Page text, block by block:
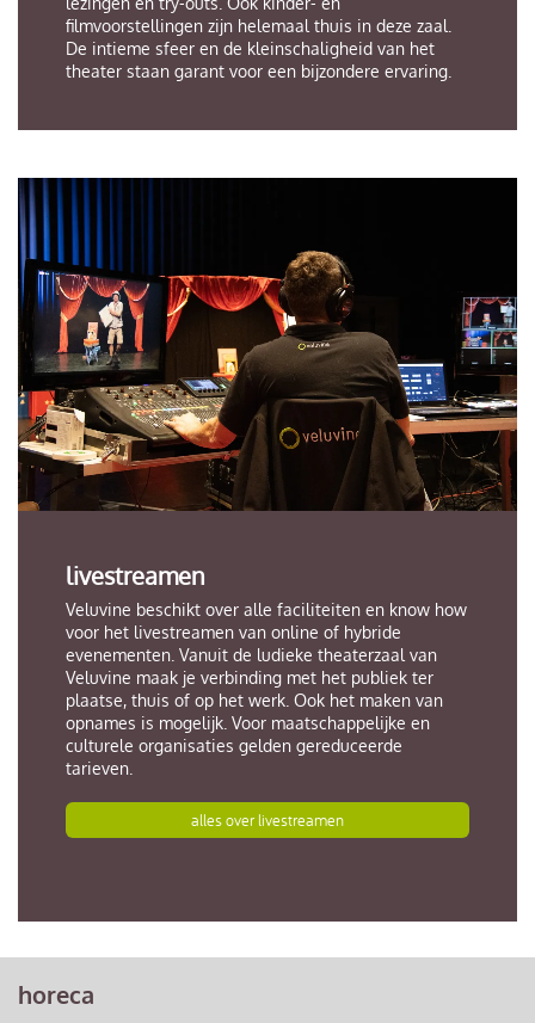
filmvoorstellingen zijn helemaal thuis in deze zaal.
De intieme sfeer en de kleinschaligheid van het
theater staan garant voor een bijzondere ervaring.
livestreamen
Veluvine beschikt over alle faciliteiten en know how
voor het livestreamen van online of hybride
evenementen. Vanuit de ludieke theaterzaal van
Veluvine maak je verbinding met het publiek ter
plaatse, thuis of op het werk. Ook het maken van
opnames is mogelijk. Voor maatschappelijke en
culturele organisaties gelden gereduceerde
tarieven.
alles over livestreamen
horeca
Inzoomen